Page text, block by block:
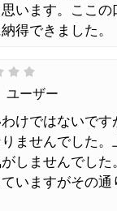
います。ここ
得できました。
ーザー
けではないで
ませんでした。
しませんでした
いますがその通